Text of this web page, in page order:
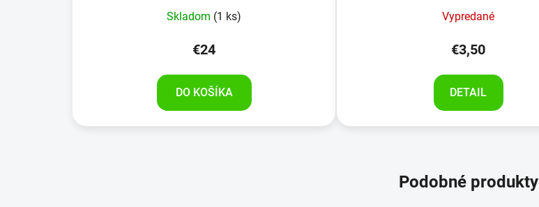
Skladom (1 ks)
€24
DO KOŠÍKA
Vypredané
€3,50
DETAIL
Podobné produkty